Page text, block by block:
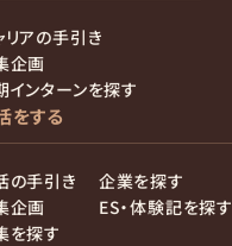
リアの手引き
企画
インターンを探す
をする
の手引き
企画
を探す
企業を探す
ES・体験記を探す